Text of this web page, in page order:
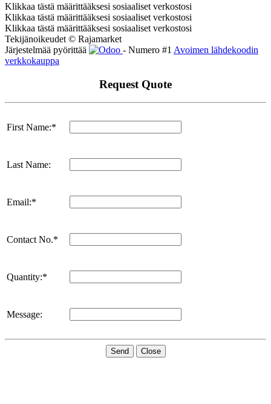
Klikkaa tästä määrittääksesi sosiaaliset verkostosi
Klikkaa tästä määrittääksesi sosiaaliset verkostosi
Klikkaa tästä määrittääksesi sosiaaliset verkostosi
Tekijänoikeudet © Rajamarket
Järjestelmää pyörittää
- Numero #1 Avoimen lähdekoodin
verkkokauppa
Request Quote
First Name:*
Last Name:
Email:*
Contact No.*
Quantity:*
Message:
Send Close